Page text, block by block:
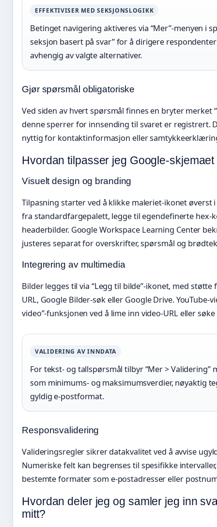
EFFEKTIVISER MED SEKSJONSLOGIKK
Betinget navigering aktiveres via “Mer”-menyen i
seksjon basert på svar” for å dirigere
avhengig av valgte alternativer.
Gjør spørsmål obligatoriske
Ved siden av hvert spørsmål finnes en bryter merket
denne sperrer for innsending til svaret er registrert.
nyttig for kontaktinformasjon eller
Hvordan tilpasser jeg Google-skjemaet
Visuelt design og branding
Tilpasning starter ved å klikke maleriet-ikonet øverst
fra standardfargepalett, legge til egendefinerte hex-
headerbilder. Google Workspace Learning Center
justeres separat for overskrifter, spørsmål og
Integrering av multimedia
Bilder legges til via “Legg til bilde”-ikonet, med
URL, Google Bilder-søk eller Google Drive. YouTube-
video”-funksjonen ved å lime inn video-URL eller
VALIDERING AV INNDATA
For tekst- og tallspørsmål tilbyr “Mer > Validering”
som minimums- og maksimumsverdier, nøyaktig
gyldig e-postformat.
Responsvalidering
Valideringsregler sikrer datakvalitet ved å avvise
Numeriske felt kan begrenses til spesifikke
bestemte formater som e-postadresser eller
Hvordan deler jeg og samler jeg inn
mitt?